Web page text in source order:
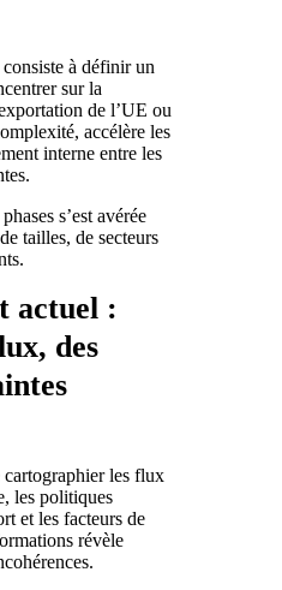
à définir un
sur la
de l’UE ou
accélère les
interne entre les
s’est avérée
tailles, de secteurs
actuel :
des
cartographier les flux
les politiques
et les facteurs de
révèle